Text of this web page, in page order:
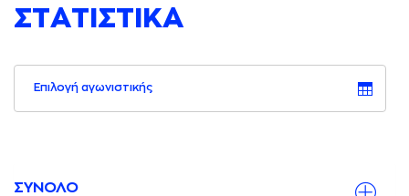
ΣΤAΤΙΣΤΙΚA
Επιλογή αγωνιστικής
ΣΥΝΟΛΟ